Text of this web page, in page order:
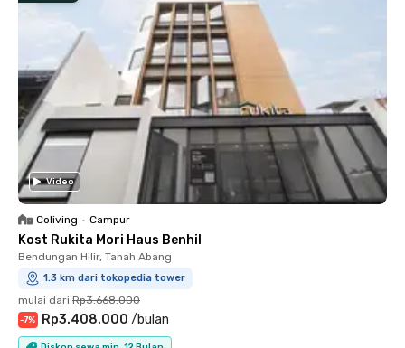
Video
Coliving • Campur
Kost Rukita Mori Haus Benhil
Bendungan Hilir, Tanah Abang
1.3 km dari tokopedia tower
mulai dari Rp3.668.000
-7% Rp3.408.000 /bulan